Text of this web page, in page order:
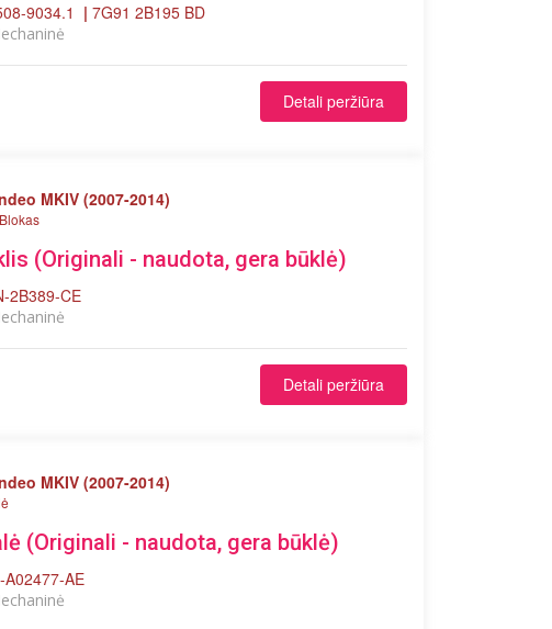
9034.1 | 7G91 2B195 BD
Detali peržiūra
MKIV (2007-2014)
(Originali - naudota, gera būklė)
2B389-CE
Detali peržiūra
MKIV (2007-2014)
(Originali - naudota, gera būklė)
A02477-AE